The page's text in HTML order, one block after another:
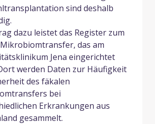
sind deshalb
dazu leistet das Register zum
das am
Jena eingerichtet
werden Daten zur Häufigkeit
des fäkalen
bei
Erkrankungen aus
gesammelt.